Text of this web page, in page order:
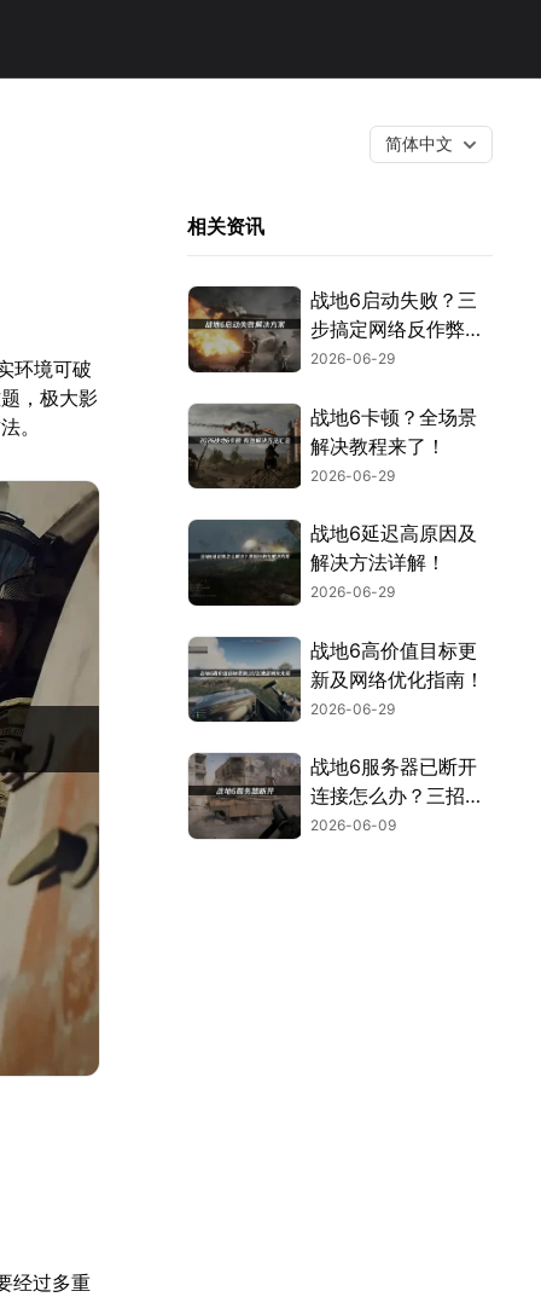
简体中文
环境可破
，极大影
。
经过多重
相关资讯
战地6启动失败？三
步搞定网络反作弊与
安全设置！
2026-06-29
战地6卡顿？全场景
解决教程来了！
2026-06-29
战地6延迟高原因及
解决方法详解！
2026-06-29
战地6高价值目标更
新及网络优化指南！
2026-06-29
战地6服务器已断开
连接怎么办？三招告
别服务器断开连接！
2026-06-09